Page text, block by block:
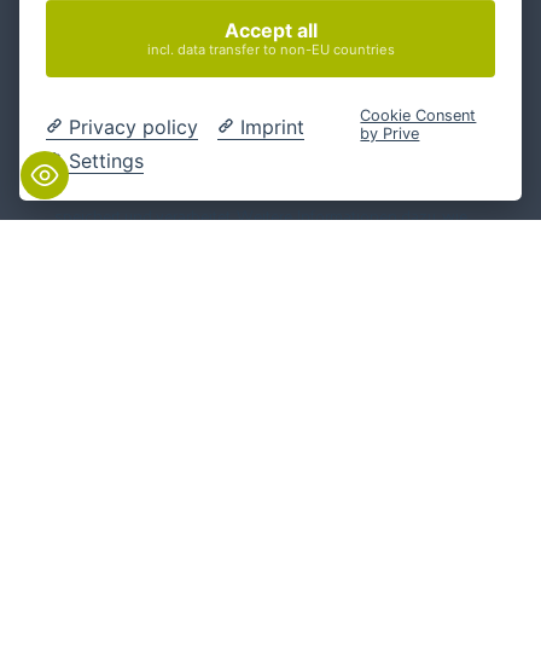
Accept all
incl. data transfer to non-EU countries
Privacy policy
Imprint
Settings
Cookie Consent
by Prive